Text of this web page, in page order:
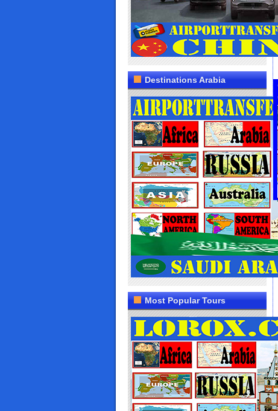
Destinations Arabia
Most Popular Tours